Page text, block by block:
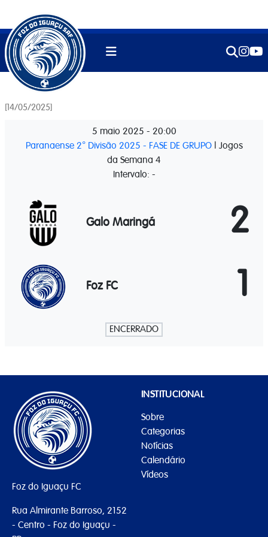
[14/05/2025]
5 maio 2025 - 20:00
Paranaense 2° Divisão 2025 - FASE DE GRUPO | Jogos
da Semana 4
Intervalo: -
Galo Maringá 2
Foz FC 1
ENCERRADO
Foz do Iguaçu FC
Rua Almirante Barroso, 2152
- Centro - Foz do Iguaçu -
INSTITUCIONAL
Sobre
Categorias
Notícias
Calendário
Vídeos